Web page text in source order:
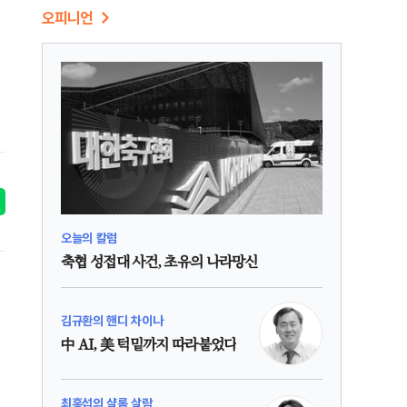
오피니언
오늘의 칼럼
축협 성접대 사건, 초유의 나라망신
김규환의 핸디 차이나
中 AI, 美 턱밑까지 따라붙었다
최홍섭의 샬롬 살람